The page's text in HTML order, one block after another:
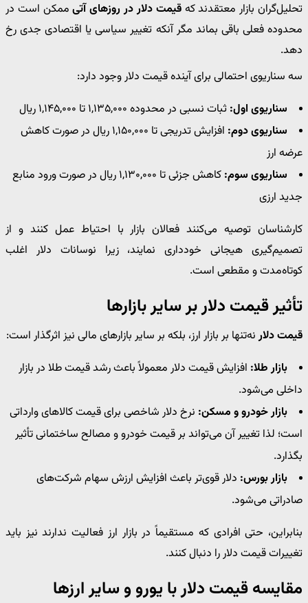
تحلیل‌گران بازار معتقدند کهقیمت دلار در روزهای آتیممکن است در
محدوده فعلی باقی بماند مگر آنکه تغییر سیاسی یا اقتصادی جدی رخ
دهد.
سه سناریوی احتمالی برای آینده قیمت دلار وجود دارد:
سناریوی اول: ثبات نسبی در محدوده ۱,۱۳۵,۰۰۰ تا ۱,۱۴۵,۰۰۰ ریال
سناریوی دوم:
افزایش تدریجی تا ۱,۱۵۰,۰۰۰ ریال در صورت کاهش
عرضه ارز
سناریوی سوم:
کاهش جزئی تا ۱,۱۳۰,۰۰۰ ریال در صورت ورود منابع
جدید ارزی
کارشناسان توصیه می‌کنند فعالان بازار با احتیاط عمل کنند و از
تصمیم‌گیری هیجانی خودداری نمایند، زیرا نوسانات دلار اغلب
کوتاه‌مدت و مقطعی است.
تأثیر قیمت دلار بر سایر بازارها
قیمت دلارنه‌تنها بر بازار ارز، بلکه بر سایر بازارهای مالی نیز اثرگذار است:
بازار طلا: افزایش قیمت دلار معمولاً باعث رشد قیمت طلا در بازار
داخلی می‌شود.
بازار خودرو و مسکن: نرخ دلار شاخصی برای قیمت کالاهای وارداتی
است؛ لذا تغییر آن می‌تواند بر قیمت خودرو و مصالح ساختمانی تأثیر
بگذارد.
بازار بورس: دلار قوی‌تر باعث افزایش ارزش سهام شرکت‌های
صادراتی می‌شود.
بنابراین، حتی افرادی که مستقیماً در بازار ارز فعالیت ندارند نیز باید
تغییرات قیمت دلار را دنبال کنند.
مقایسه قیمت دلار با یورو و سایر ارزها